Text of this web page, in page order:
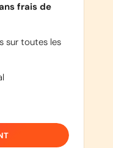
frais de
sur toutes les